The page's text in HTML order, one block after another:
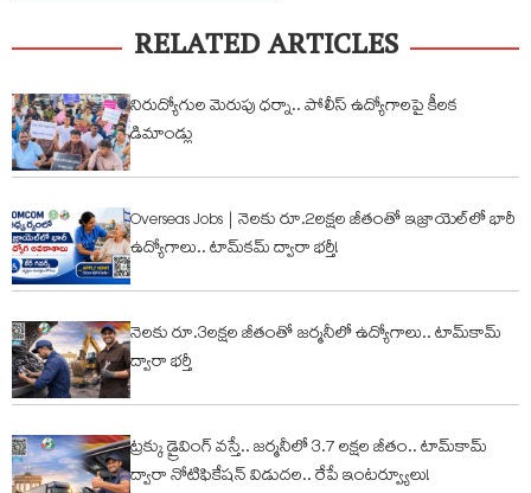
RELATED ARTICLES
నిరుద్యోగుల మెరుపు ధర్నా.. పోలీస్ ఉద్యోగాలపై కీలక
డిమాండ్లు
Overseas Jobs | నెలకు రూ.2లక్షల జీతంతో ఇజ్రాయెల్‌లో భారీ
ఉద్యోగాలు.. టామ్‌కమ్ ద్వారా భర్తీ!
నెలకు రూ.3లక్షల జీతంతో జర్మనీలో ఉద్యోగాలు.. టామ్‌కామ్
ద్వారా భర్తీ
ట్రక్కు డ్రైవింగ్ వస్తే.. జర్మనీలో 3.7 లక్షల జీతం.. టామ్‌కామ్
ద్వారా నోటిఫికేషన్ విడుదల.. రేపే ఇంటర్వ్యూలు!